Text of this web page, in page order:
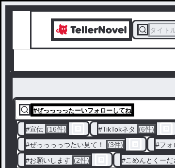
タイト
#ぜっっっったーいフォローしてね
#宣伝 (16件) #TikTokネタ (6件)
#ぜっっっっつたい見て！ (3件) #フォ
#お願いします (2件) #こめんとくーだ